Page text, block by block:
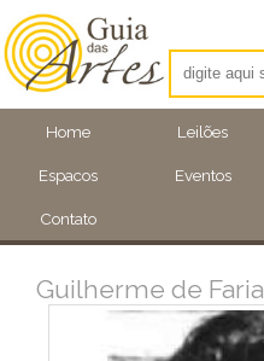
Home Leilões
Espacos Eventos
Contato
Guilherme de Faria